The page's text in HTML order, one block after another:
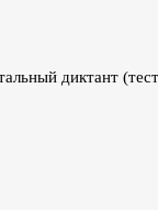
диктант